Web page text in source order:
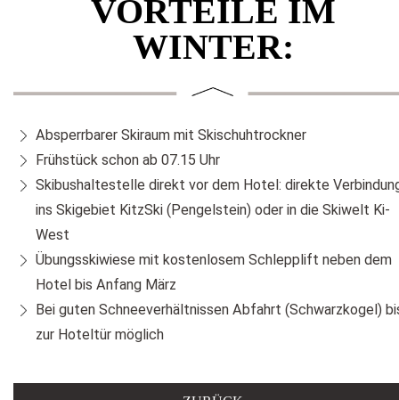
VORTEILE IM
WINTER:
Absperrbarer Skiraum mit Skischuhtrockner
Frühstück schon ab 07.15 Uhr
Skibushaltestelle direkt vor dem Hotel: direkte
ins Skigebiet KitzSki (Pengelstein) oder in die Skiwelt Ki-
West
Übungsskiwiese mit kostenlosem Schlepplift neben dem
Hotel bis Anfang März
Bei guten Schneeverhältnissen Abfahrt (Schwarzkogel)
zur Hoteltür möglich